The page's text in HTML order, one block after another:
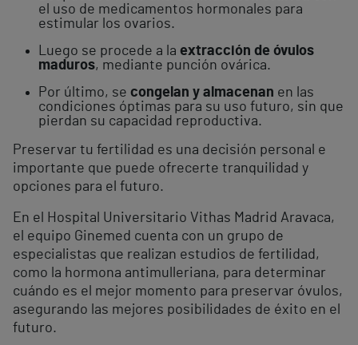
el uso de medicamentos hormonales para
estimular los ovarios.
Luego se procede a la extracción de óvulos
maduros, mediante punción ovárica.
Por último, se congelan y almacenan en las
condiciones óptimas para su uso futuro, sin que
pierdan su capacidad reproductiva.
Preservar tu fertilidad es una decisión personal e
importante que puede ofrecerte tranquilidad y
opciones para el futuro.
En el Hospital Universitario Vithas Madrid Aravaca,
el equipo Ginemed cuenta con un grupo de
especialistas que realizan estudios de fertilidad,
como la hormona antimulleriana, para determinar
cuándo es el mejor momento para preservar óvulos,
asegurando las mejores posibilidades de éxito en el
futuro.